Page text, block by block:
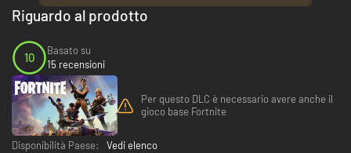
Riguardo al prodotto
10
Basato su
15 recensioni
Per questo DLC è necessario avere anche il
gioco base Fortnite
Disponibilità Paese:
Vedi elenco